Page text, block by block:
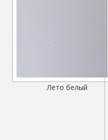
Лето белый